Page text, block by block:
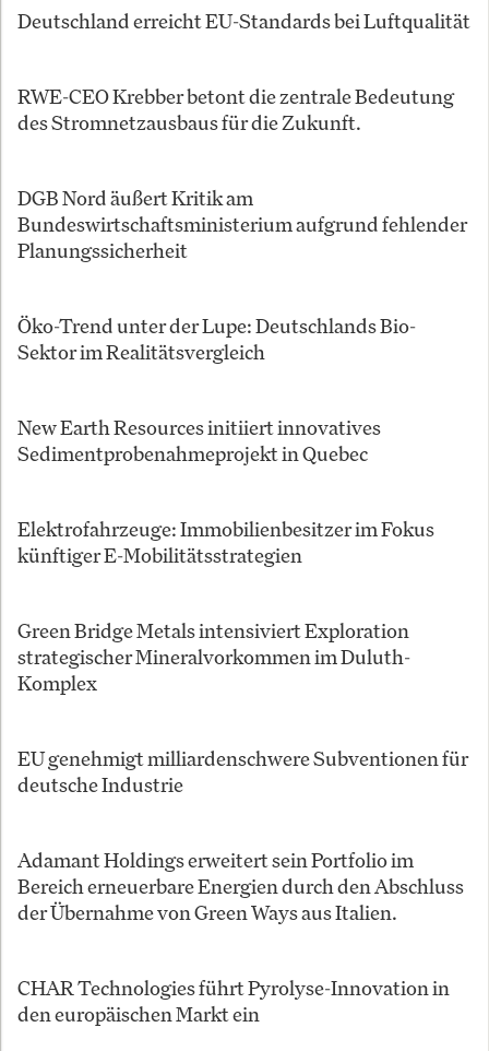
Deutschland erreicht EU-Standards bei Luftqualität
RWE-CEO Krebber betont die zentrale Bedeutung
des Stromnetzausbaus für die Zukunft.
DGB Nord äußert Kritik am
Bundeswirtschaftsministerium aufgrund fehlender
Planungssicherheit
Öko-Trend unter der Lupe: Deutschlands Bio-
Sektor im Realitätsvergleich
New Earth Resources initiiert innovatives
Sedimentprobenahmeprojekt in Quebec
Elektrofahrzeuge: Immobilienbesitzer im Fokus
künftiger E-Mobilitätsstrategien
Green Bridge Metals intensiviert Exploration
strategischer Mineralvorkommen im Duluth-
Komplex
EU genehmigt milliardenschwere Subventionen für
deutsche Industrie
Adamant Holdings erweitert sein Portfolio im
Bereich erneuerbare Energien durch den Abschluss
der Übernahme von Green Ways aus Italien.
CHAR Technologies führt Pyrolyse-Innovation in
den europäischen Markt ein